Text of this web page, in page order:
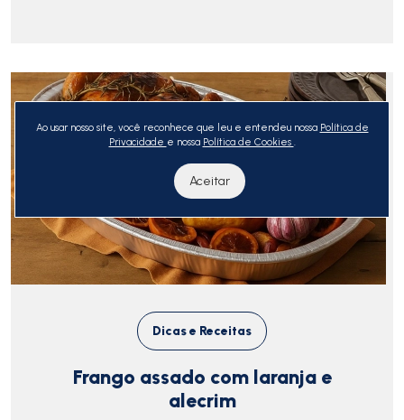
Dicas e Receitas
Frango assado com laranja e
alecrim
Ao usar nosso site, você reconhece que leu e entendeu nossa Política de
Privacidade e nossa Política de Cookies .
Aceitar